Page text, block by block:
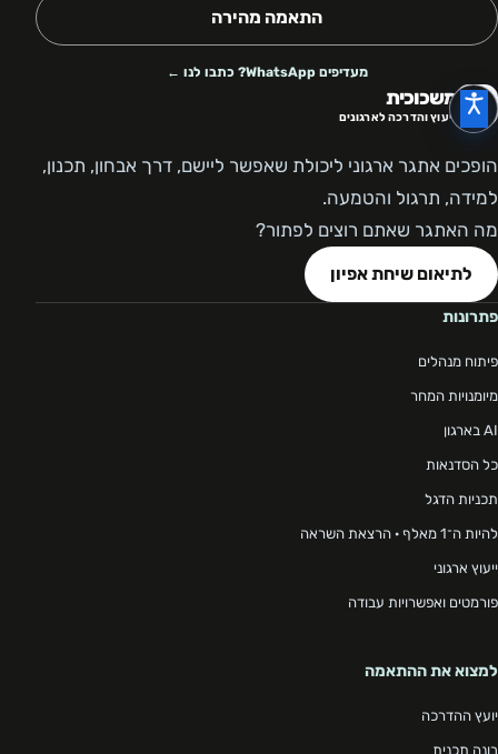
התאמה מהירה
מעדיפים WhatsApp? כתבו לנו ←
משכוכית
ייעוץ והדרכה לארגונים
הופכים אתגר ארגוני ליכולת שאפשר ליישם, דרך אבחון, תכנון,
למידה, תרגול והטמעה.
מה האתגר שאתם רוצים לפתור?
לתיאום שיחת אפיון
פתרונות
פיתוח מנהלים
מיומנויות המחר
AI בארגון
כל הסדנאות
תכניות הדגל
להיות ה־1 מאלף · הרצאת השראה
ייעוץ ארגוני
פורמטים ואפשרויות עבודה
למצוא את ההתאמה
יועץ ההדרכה
בונה תכנית